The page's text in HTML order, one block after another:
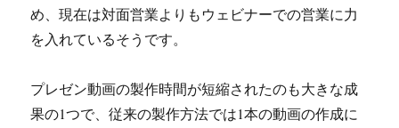
め、現在は対面営業よりもウェビナーでの営業に力
を入れているそうです。
プレゼン動画の製作時間が短縮されたのも大きな成
果の1つで、従来の製作方法では1本の動画の作成に